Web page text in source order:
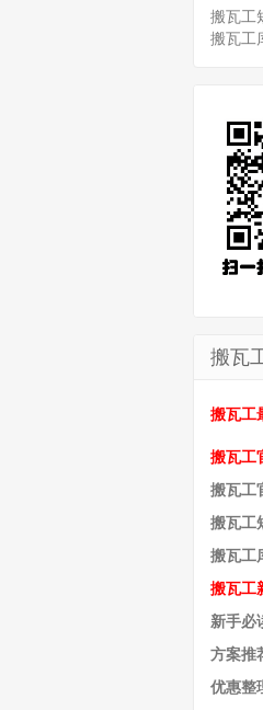
搬瓦工
搬瓦工
搬瓦
搬瓦工
搬瓦工
搬瓦工
搬瓦工
搬瓦工
搬瓦工
新手必
方案推
优惠整